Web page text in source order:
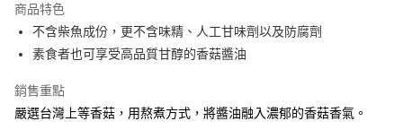
２．訂單成立數日內，您將收到繳費通知簡訊。
３．收到繳費通知簡訊後14天內，點擊此簡訊中的連結，可透過四大超商／
ATM／網路銀行／等多元方式進行付款，方視為交易完成。
※ 請注意：結帳手續完成當下不需立刻繳費，但若您需要取消訂單，請聯絡
後付繳納相關費用。
※ 交易是否成功請以「AFTEE先享後付 」之結帳頁面顯示為準，若有關於
每筆NT$220
商品特色
不含柴魚成份，更不含味精、人工甘味劑以及防腐劑
素食者也可享受高品質甘醇的香菇醬油
銷售重點
嚴選台灣上等香菇，用熬煮方式，將醬油融入濃郁的香菇香氣。